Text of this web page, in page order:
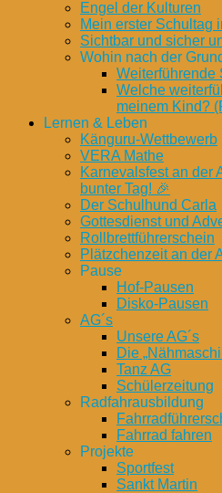
Engel der Kulturen
Mein erster Schultag
Sichtbar und sicher
Wohin nach der
Weiterführende
Welche
meinem Kind?
Lernen & Leben
Känguru-Wettbewerb
VERA Mathe
Karnevalsfest an der
bunter Tag! 🎉
Der Schulhund Carla
Gottesdienst und
Rollbrettführerschein
Plätzchenzeit an der
Pause
Hof-Pausen
Disko-Pausen
AG´s
Unsere AG´s
Die
Tanz AG
Schülerzeitung
Radfahrausbildung
Fahrrad fahren
Projekte
Sportfest
Sankt Martin